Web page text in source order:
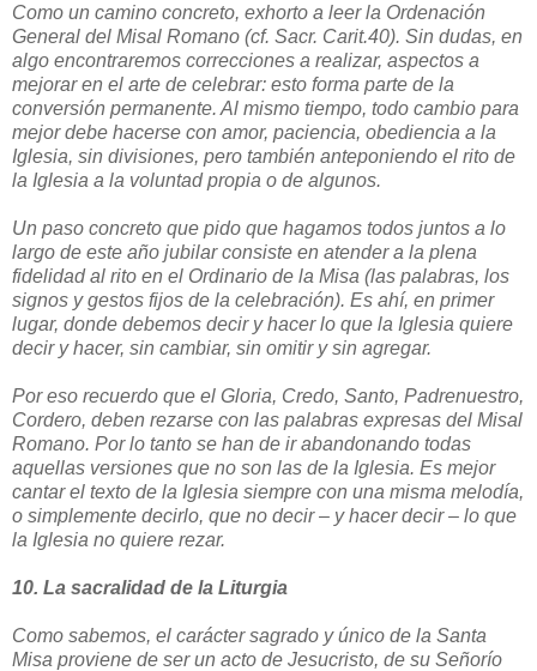
Como un camino concreto, exhorto a leer la Ordenación
General del Misal Romano (cf. Sacr. Carit.40). Sin dudas, en
algo encontraremos correcciones a realizar, aspectos a
mejorar en el arte de celebrar: esto forma parte de la
conversión permanente. Al mismo tiempo, todo cambio para
mejor debe hacerse con amor, paciencia, obediencia a la
Iglesia, sin divisiones, pero también anteponiendo el rito de
la Iglesia a la voluntad propia o de algunos.
Un paso concreto que pido que hagamos todos juntos a lo
largo de este año jubilar consiste en atender a la plena
fidelidad al rito en el Ordinario de la Misa (las palabras, los
signos y gestos fijos de la celebración). Es ahí, en primer
lugar, donde debemos decir y hacer lo que la Iglesia quiere
decir y hacer, sin cambiar, sin omitir y sin agregar.
Por eso recuerdo que el Gloria, Credo, Santo, Padrenuestro,
Cordero, deben rezarse con las palabras expresas del Misal
Romano. Por lo tanto se han de ir abandonando todas
aquellas versiones que no son las de la Iglesia. Es mejor
cantar el texto de la Iglesia siempre con una misma melodía,
o simplemente decirlo, que no decir – y hacer decir – lo que
la Iglesia no quiere rezar.
10. La sacralidad de la Liturgia
Como sabemos, el carácter sagrado y único de la Santa
Misa proviene de ser un acto de Jesucristo, de su Señorío